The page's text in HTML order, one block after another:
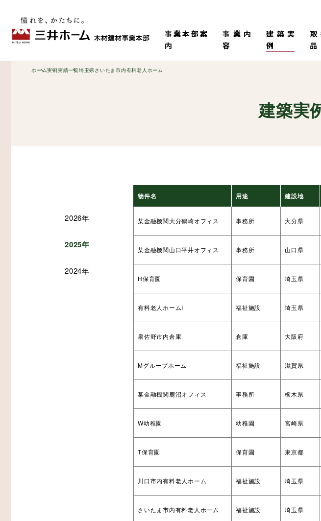
事業本部案
内
事業本部情報 販売・施工
生産・物流
事業内
容
構造材 国産材
木造倉庫・木造店舗 木造畜舎
建築実
例
老健・児童施設 倉庫・工場
その他 ダブルシー
取
品
M-HR工法（木造でつくるピロ
ティ）
コネックト
タイダウン
「ロッドマ
ホーム実例実績一覧埼玉県さいたま市内有料老人ホーム
建築実
2026年
2025年
2024年
物件名 用途 建設地
某金融機関大分鶴崎オフィス 事務所 大分県
某金融機関山口平井オフィス 事務所 山口県
H保育園 保育園 埼玉県
有料老人ホームI 福祉施設 埼玉県
泉佐野市内倉庫 倉庫 大阪府
Mグループホーム 福祉施設 滋賀県
某金融機関鹿沼オフィス 事務所 栃木県
W幼稚園 幼稚園 宮崎県
T保育園 保育園 東京都
川口市内有料老人ホーム 福祉施設 埼玉県
さいたま市内有料老人ホーム 福祉施設 埼玉県